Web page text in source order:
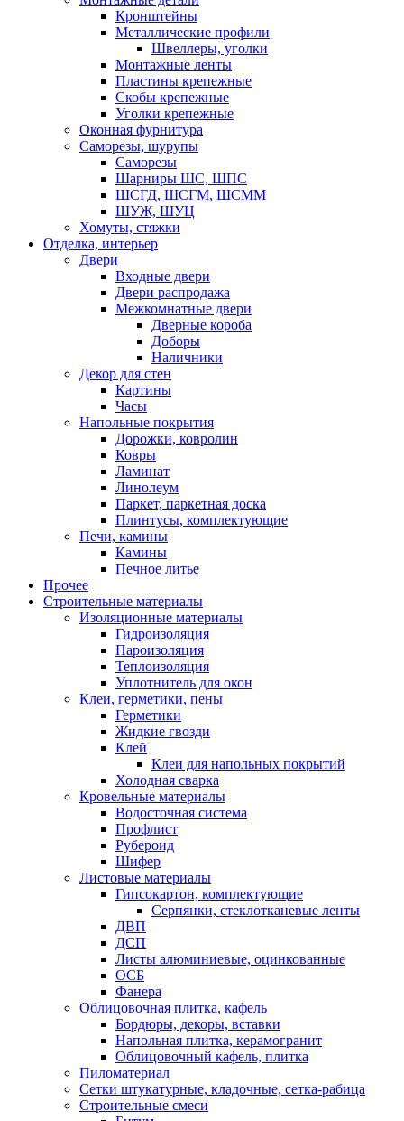
Кронштейны
Металлические профили
Швеллеры, уголки
Монтажные ленты
Пластины крепежные
Скобы крепежные
Уголки крепежные
Оконная фурнитура
Саморезы, шурупы
Саморезы
Шарниры ШС, ШПС
ШСГД, ШСГМ, ШСММ
ШУЖ, ШУЦ
Хомуты, стяжки
Отделка, интерьер
Двери
Входные двери
Двери распродажа
Межкомнатные двери
Дверные короба
Доборы
Наличники
Декор для стен
Картины
Часы
Напольные покрытия
Дорожки, ковролин
Ковры
Ламинат
Линолеум
Паркет, паркетная доска
Плинтусы, комплектующие
Печи, камины
Камины
Печное литье
Прочее
Строительные материалы
Изоляционные материалы
Гидроизоляция
Пароизоляция
Теплоизоляция
Уплотнитель для окон
Клеи, герметики, пены
Герметики
Жидкие гвозди
Клей
Клеи для напольных покрытий
Холодная сварка
Кровельные материалы
Водосточная система
Профлист
Рубероид
Шифер
Листовые материалы
Гипсокартон, комплектующие
Серпянки, стеклотканевые ленты
ДВП
ДСП
Листы алюминиевые, оцинкованные
ОСБ
Фанера
Облицовочная плитка, кафель
Бордюры, декоры, вставки
Напольная плитка, керамогранит
Облицовочный кафель, плитка
Пиломатериал
Сетки штукатурные, кладочные, сетка-рабица
Строительные смеси